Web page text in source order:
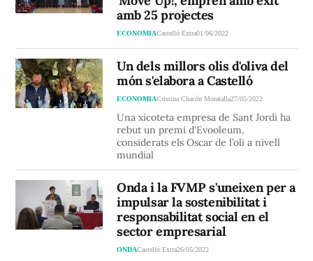
amb 25 projectes
ECONOMIACastelló Extra01/06/2022
Un dels millors olis d'oliva del
món s'elabora a Castelló
ECONOMIACristina Chacón Moratalla27/05/2022
Una xicoteta empresa de Sant Jordi ha
rebut un premi d'Evooleum,
considerats els Oscar de l’oli a nivell
mundial
Onda i la FVMP s'uneixen per a
impulsar la sostenibilitat i
responsabilitat social en el
sector empresarial
ONDACastelló Extra26/05/2022